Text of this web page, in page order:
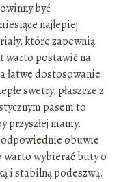
być
najlepiej
które zapewnią
warto postawić na
łatwe dostosowanie
swetry, płaszcze z
pasem to
przyszłej mamy.
obuwie
warto wybierać buty o
i stabilną podeszwą.